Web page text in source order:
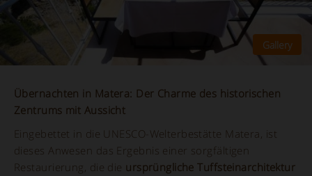
Übernachten in Matera: Der Charme des historischen
Zentrums mit Aussicht
Eingebettet in die UNESCO-Welterbestätte Matera, ist
dieses Anwesen das Ergebnis einer sorgfältigen
Restaurierung, die die ursprüngliche Tuffsteinarchitektur